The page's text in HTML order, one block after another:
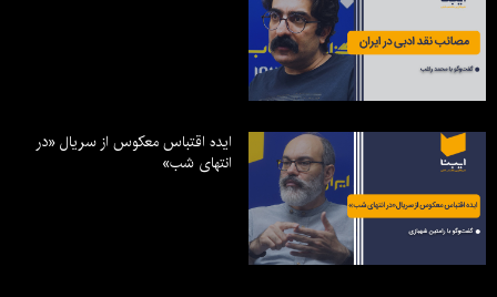
ایده اقتباس معکوس از سریال «در
انتهای شب»